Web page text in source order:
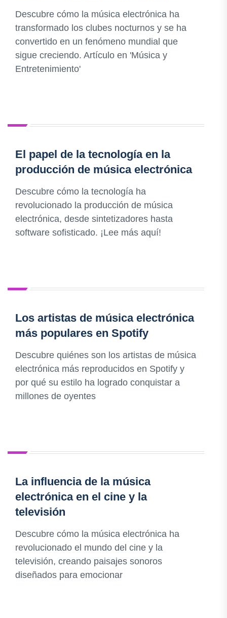
Descubre cómo la música electrónica ha
transformado los clubes nocturnos y se ha
convertido en un fenómeno mundial que
sigue creciendo. Artículo en 'Música y
Entretenimiento'
El papel de la tecnología en la
producción de música electrónica
Descubre cómo la tecnología ha
revolucionado la producción de música
electrónica, desde sintetizadores hasta
software sofisticado. ¡Lee más aquí!
Los artistas de música electrónica
más populares en Spotify
Descubre quiénes son los artistas de música
electrónica más reproducidos en Spotify y
por qué su estilo ha logrado conquistar a
millones de oyentes
La influencia de la música
electrónica en el cine y la
televisión
Descubre cómo la música electrónica ha
revolucionado el mundo del cine y la
televisión, creando paisajes sonoros
diseñados para emocionar